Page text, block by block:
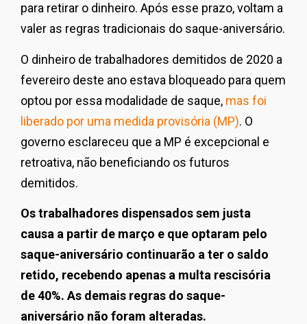
para retirar o dinheiro. Após esse prazo, voltam a
valer as regras tradicionais do saque-aniversário.
O dinheiro de trabalhadores demitidos de 2020 a
fevereiro deste ano estava bloqueado para quem
optou por essa modalidade de saque, mas foi
liberado por uma medida provisória (MP). O
governo esclareceu que a MP é excepcional e
retroativa, não beneficiando os futuros
demitidos.
Os trabalhadores dispensados sem justa
causa a partir de março e que optaram pelo
saque-aniversário continuarão a ter o saldo
retido, recebendo apenas a multa rescisória
de 40%. As demais regras do saque-
aniversário não foram alteradas.